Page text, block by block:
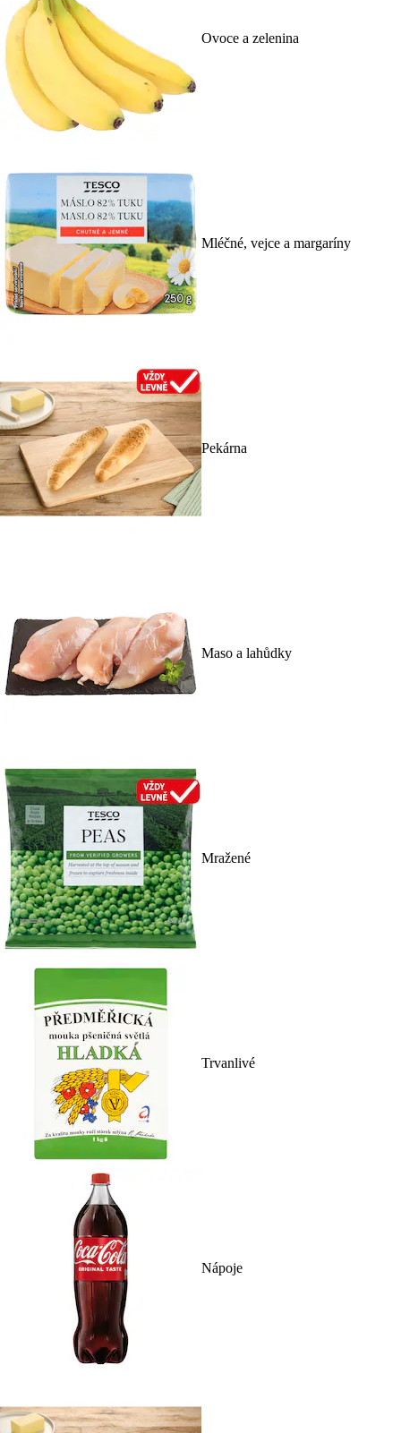
Ovoce a zelenina
Mléčné, vejce a margaríny
Pekárna
Maso a lahůdky
Mražené
Trvanlivé
Nápoje